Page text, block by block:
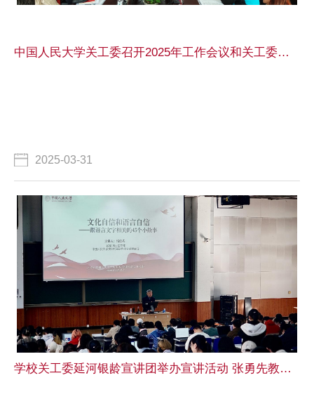
中国人民大学关工委召开2025年工作会议和关工委主任扩大会议 研究推进“五好”关工委建设和“读懂中国”活动
2025-03-31
学校关工委延河银龄宣讲团举办宣讲活动 张勇先教授作专题讲座